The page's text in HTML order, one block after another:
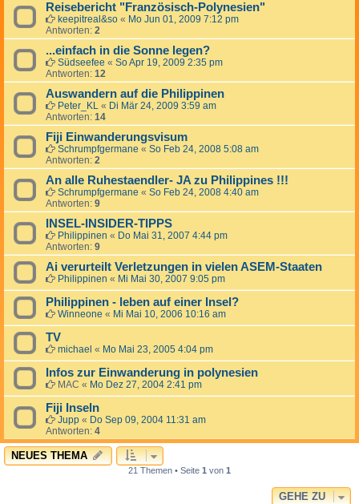
Reisebericht "Französisch-Polynesien"
keepitreal&so « Mo Jun 01, 2009 7:12 pm
Antworten: 2
...einfach in die Sonne legen?
Südseefee « So Apr 19, 2009 2:35 pm
Antworten: 12
Auswandern auf die Philippinen
Peter_KL « Di Mär 24, 2009 3:59 am
Antworten: 14
Fiji Einwanderungsvisum
Schrumpfgermane « So Feb 24, 2008 5:08 am
Antworten: 2
An alle Ruhestaendler- JA zu Philippines !!!
Schrumpfgermane « So Feb 24, 2008 4:40 am
Antworten: 9
INSEL-INSIDER-TIPPS
Philippinen « Do Mai 31, 2007 4:44 pm
Antworten: 9
Ai verurteilt Verletzungen in vielen ASEM-Staaten
Philippinen « Mi Mai 30, 2007 9:05 pm
Philippinen - leben auf einer Insel?
Winneone « Mi Mai 10, 2006 10:16 am
TV
michael « Mo Mai 23, 2005 4:04 pm
Infos zur Einwanderung in polynesien
MAC « Mo Dez 27, 2004 2:41 pm
Fiji Inseln
Jupp « Do Sep 09, 2004 11:31 am
Antworten: 4
NEUES THEMA
21 Themen • Seite 1 von 1
GEHE ZU